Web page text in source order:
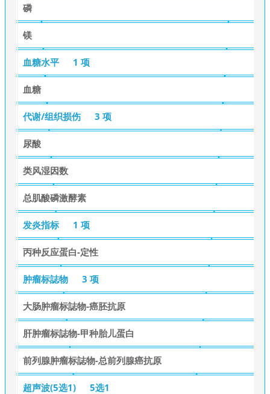
磷
镁
血糖水平 1 项
血糖
代谢/组织损伤 3 项
尿酸
类风湿因数
总肌酸磷激酵素
发炎指标 1 项
丙种反应蛋白-定性
肿瘤标誌物 3 项
大肠肿瘤标誌物-癌胚抗原
肝肿瘤标誌物-甲种胎儿蛋白
前列腺肿瘤标誌物-总前列腺癌抗原
超声波(5选1) 5选1